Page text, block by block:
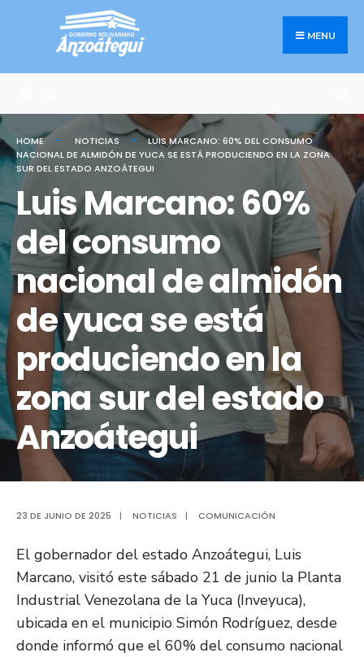
MENU
HOME NOTICIAS
LUIS MARCANO: 60% DEL CONSUMO
NACIONAL DE ALMIDÓN DE YUCA SE ESTÁ PRODUCIENDO EN LA ZONA
SUR DEL ESTADO ANZOÁTEGUI
Luis Marcano: 60%
del consumo
nacional de almidón
de yuca se está
produciendo en la
zona sur del estado
Anzoátegui
23 DE JUNIO DE 2025 | NOTICIAS | COMUNICACIÓN
El gobernador del estado Anzoátegui, Luis
Marcano, visitó este sábado 21 de junio la Planta
Industrial Venezolana de la Yuca (Inveyuca),
ubicada en el municipio Simón Rodríguez, desde
donde informó que el 60% del consumo nacional
Search